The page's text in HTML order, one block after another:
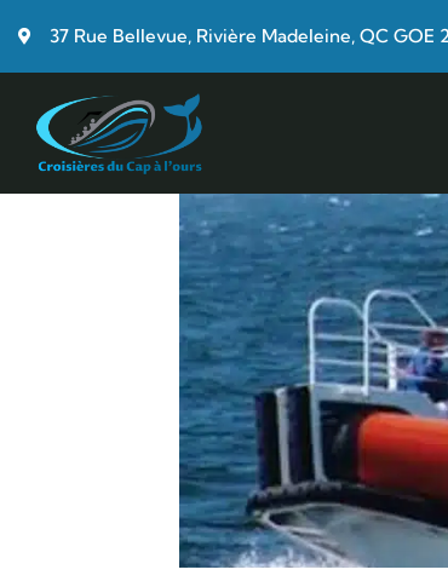
37 Rue Bellevue, Rivière Madeleine, QC GOE